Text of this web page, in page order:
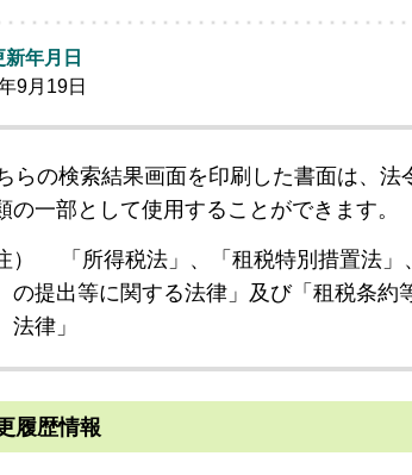
年月日
9月19日
らの検索結果画面を印刷した書面は、
の一部として使用することができます。
）
「所得税法」、「租税特別措置法
の提出等に関する法律」及び「租税条約
法律」
履歴情報